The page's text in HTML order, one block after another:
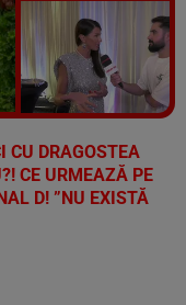
Vezi galeria foto
5 poze
CU DRAGOSTEA
CE URMEAZĂ PE
D! ”NU EXISTĂ